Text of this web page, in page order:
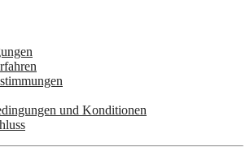
und Konditionen